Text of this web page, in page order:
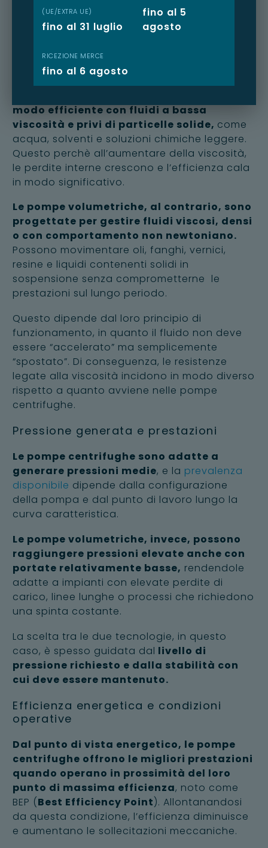
reologico
corrosivo, viscoso) è forse il fattore più
determinante nellascelta della pompa e dei
e rivestimenti
modo efficiente con fluidi a bassa
viscosità e privi di particelle solide, come
acqua, solventi e soluzioni chimiche leggere.
Questo perchè all’aumentare della viscosità,
le perdite interne crescono e l’efficienza cala
in modo significativo.
Le pompe volumetriche, al contrario, sono
progettate per gestire fluidi viscosi, densi
o con comportamento non newtoniano.
Possono movimentare oli, fanghi, vernici,
resine e liquidi contenenti solidi in
sospensione senza comprometterne le
prestazioni sul lungo periodo.
Questo dipende dal loro principio di
funzionamento, in quanto il fluido non deve
essere “accelerato” ma semplicemente
“spostato”. Di conseguenza, le resistenze
legate alla viscosità incidono in modo diverso
rispetto a quanto avviene nelle pompe
centrifughe.
Pressione generata e prestazioni
Le pompe centrifughe sono adatte a
generare pressioni medie, e la prevalenza
disponibile dipende dalla configurazione
della pompa e dal punto di lavoro lungo la
curva caratteristica.
Le pompe volumetriche, invece, possono
raggiungere pressioni elevate anche con
portate relativamente basse, rendendole
adatte a impianti con elevate perdite di
carico, linee lunghe o processi che richiedono
una spinta costante.
La scelta tra le due tecnologie, in questo
caso, è spesso guidata dal livello di
pressione richiesto e dalla stabilità con
cui deve essere mantenuto.
Efficienza energetica e condizioni
operative
Dal punto di vista energetico, le pompe
centrifughe offrono le migliori prestazioni
quando operano in prossimità del loro
punto di massima efficienza, noto come
BEP (Best Efficiency Point). Allontanandosi
da questa condizione, l’efficienza diminuisce
e aumentano le sollecitazioni meccaniche.
(UE/EXTRA UE)
fino al 31 luglio
fino al 5
agosto
RICEZIONE MERCE
fino al 6 agosto